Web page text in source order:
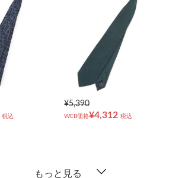
税込
¥5,390
WEB価格¥4,312 税込
もっと見る